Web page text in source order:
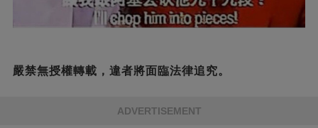
嚴禁無授權轉載，違者將面臨法律追究。
ADVERTISEMENT